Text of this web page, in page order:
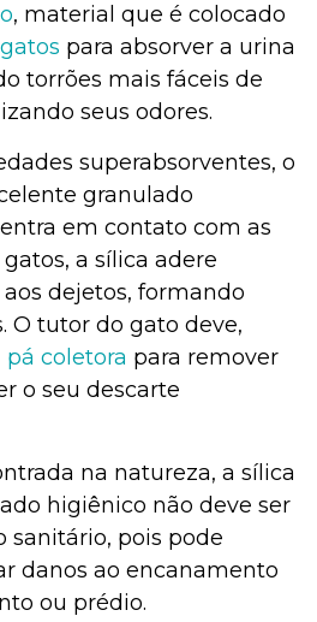
, material que é colocado
para absorver a urina
torrões mais fáceis de
seus odores.
superabsorventes, o
granulado
em contato com as
a sílica adere
dejetos, formando
O tutor do gato deve,
pá coletora para remover
o seu descarte
na natureza, a sílica
higiênico não deve ser
sanitário, pois pode
danos ao encanamento
ou prédio.